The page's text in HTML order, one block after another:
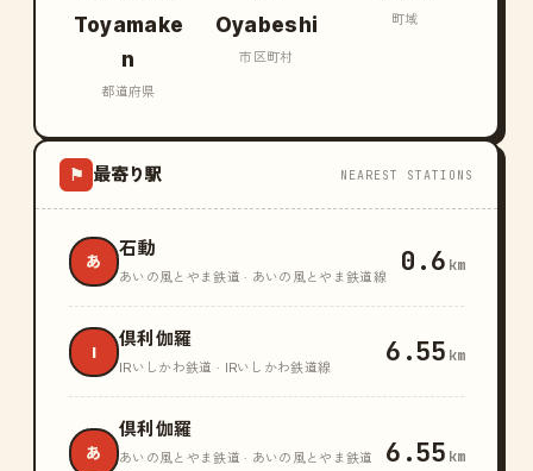
Toyamake
n
都道府県
Oyabeshi
市区町村
町域
⚑ 最寄り駅 NEAREST STATIONS
あ
石動
あいの風とやま鉄道 · あいの風とやま鉄道線 0.6 km
I
倶利伽羅
IRいしかわ鉄道 · IRいしかわ鉄道線 6.55 km
あ
倶利伽羅
あいの風とやま鉄道 · あいの風とやま鉄道
6.55 km